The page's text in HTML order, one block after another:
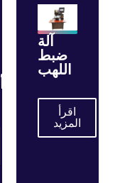
آلة
ضبط
اللهب
اقرأ
المزيد